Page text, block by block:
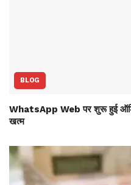
BLOG
WhatsApp Web पर शुरू हुई
खत्म